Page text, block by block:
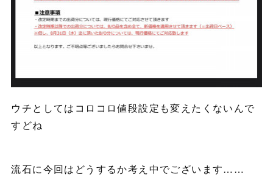
ウチとしてはコロコロ値段設定も変えたくないんで
すどね
流石に今回はどうするか考え中でございます……